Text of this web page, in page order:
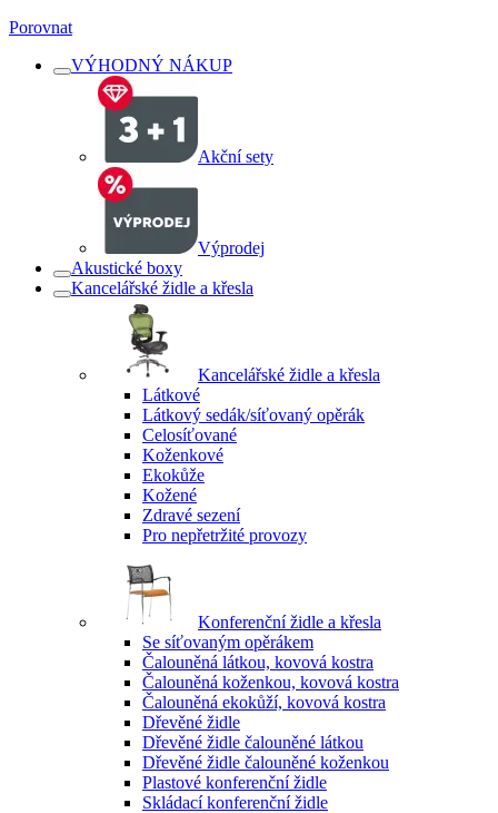
Porovnat
VÝHODNÝ NÁKUP
Akční sety
Výprodej
Akustické boxy
Kancelářské židle a křesla
Kancelářské židle a křesla
Látkové
Látkový sedák/síťovaný opěrák
Celosíťované
Koženkové
Ekokůže
Kožené
Zdravé sezení
Pro nepřetržité provozy
Konferenční židle a křesla
Se síťovaným opěrákem
Čalouněná látkou, kovová kostra
Čalouněná koženkou, kovová kostra
Čalouněná ekokůží, kovová kostra
Dřevěné židle
Dřevěné židle čalouněné látkou
Dřevěné židle čalouněné koženkou
Plastové konferenční židle
Skládací konferenční židle